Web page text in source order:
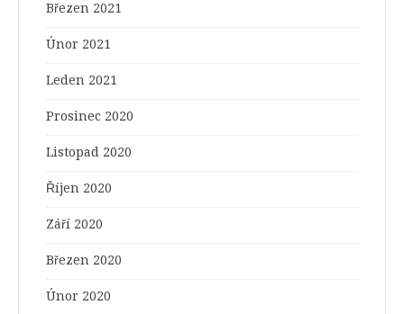
Březen 2021
Únor 2021
Leden 2021
Prosinec 2020
Listopad 2020
Říjen 2020
Září 2020
Březen 2020
Únor 2020